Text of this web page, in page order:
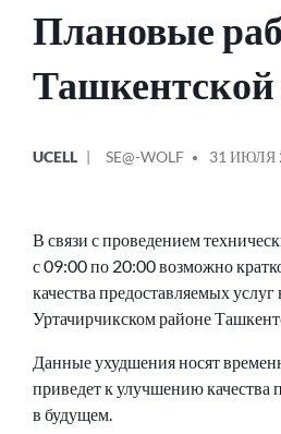
Плановые
Ташкентской
В
UCELL
ОТ
SE@-WOLF 31 ИЮЛЯ
В связи с проведением
с 09:00 по 20:00 возможно
качества предоставляемых
Уртачирчикском районе
Данные ухудшения носят
приведет к улучшению качества
в будущем.